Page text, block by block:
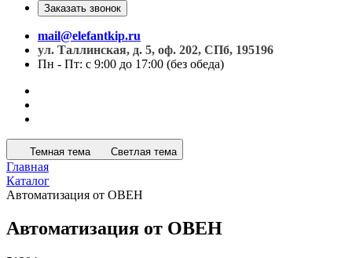
Заказать звонок
mail@elefantkip.ru
ул. Таллинская, д. 5, оф. 202, СПб, 195196
Пн - Пт: с 9:00 до 17:00 (без обеда)
Темная тема Светлая тема
Главная
Каталог
Автоматизация от ОВЕН
Автоматизация от ОВЕН